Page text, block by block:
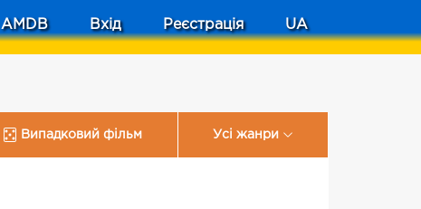
AMDB Вхід Реєстрація UA
Випадковий фільм Усі жанри